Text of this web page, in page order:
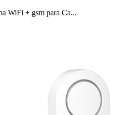
WiFi + gsm para Ca...